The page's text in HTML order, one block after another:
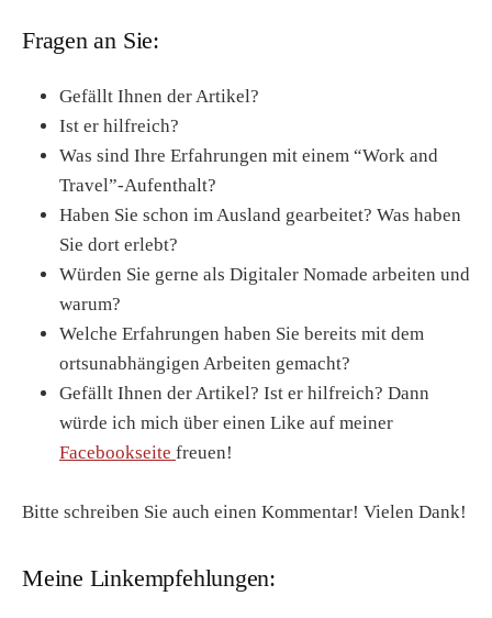
Fragen an Sie:
Gefällt Ihnen der Artikel?
Ist er hilfreich?
Was sind Ihre Erfahrungen mit einem “Work and
Travel”-Aufenthalt?
Haben Sie schon im Ausland gearbeitet? Was haben
Sie dort erlebt?
Würden Sie gerne als Digitaler Nomade arbeiten und
warum?
Welche Erfahrungen haben Sie bereits mit dem
ortsunabhängigen Arbeiten gemacht?
Gefällt Ihnen der Artikel? Ist er hilfreich? Dann
würde ich mich über einen Like auf meiner
Facebookseite freuen!
Bitte schreiben Sie auch einen Kommentar! Vielen Dank!
Meine Linkempfehlungen: